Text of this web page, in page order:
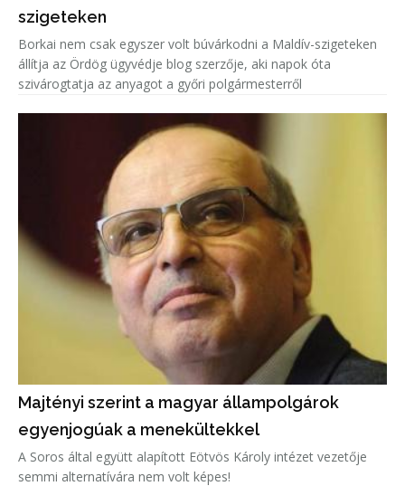
szigeteken
Borkai nem csak egyszer volt búvárkodni a Maldív-szigeteken
állítja az Ördög ügyvédje blog szerzője, aki napok óta
szivárogtatja az anyagot a győri polgármesterről
Majtényi szerint a magyar állampolgárok
egyenjogúak a menekültekkel
A Soros által együtt alapított Eötvös Károly intézet vezetője
semmi alternatívára nem volt képes!